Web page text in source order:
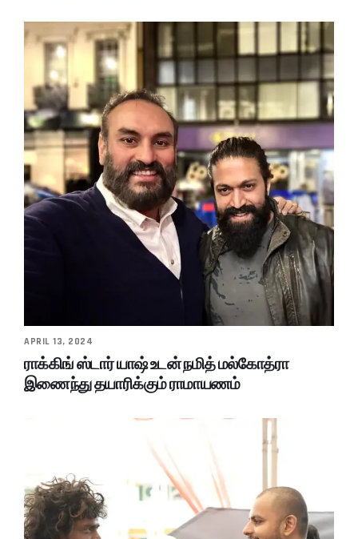
APRIL 13, 2024
ராக்கிங் ஸ்டார் யாஷ் உடன் நமித் மல்கோத்ரா
இணைந்து தயாரிக்கும் ராமாயணம்